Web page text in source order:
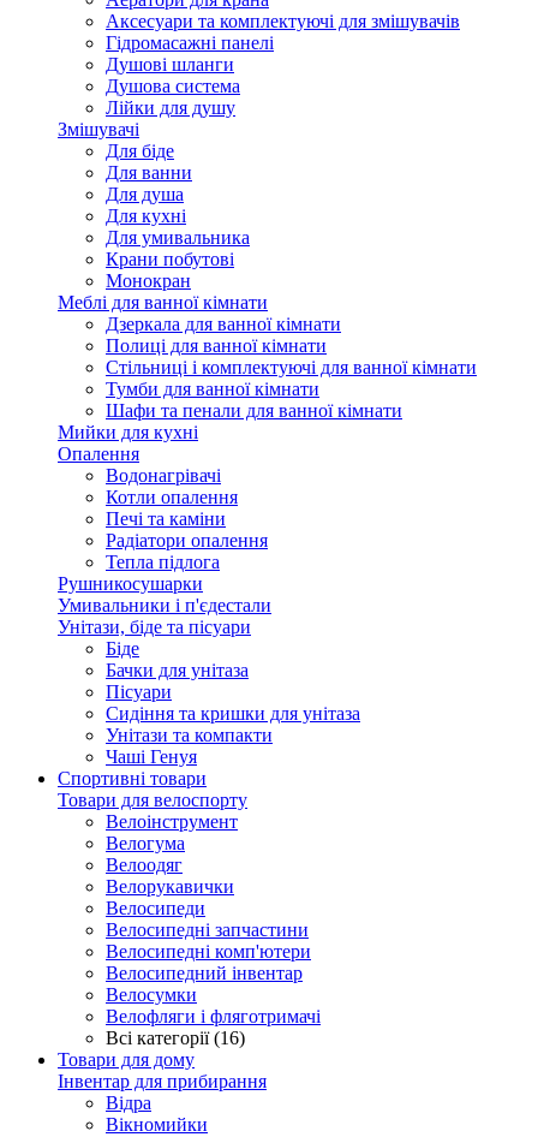
Аксесуари та комплектуючі для змішувачів
Гідромасажні панелі
Душові шланги
Душова система
Лійки для душу
Змішувачі
Для біде
Для ванни
Для душа
Для кухні
Для умивальника
Крани побутові
Монокран
Меблі для ванної кімнати
Дзеркала для ванної кімнати
Полиці для ванної кімнати
Стільниці і комплектуючі для ванної кімнати
Тумби для ванної кімнати
Шафи та пенали для ванної кімнати
Мийки для кухні
Опалення
Водонагрівачі
Котли опалення
Печі та каміни
Радіатори опалення
Тепла підлога
Рушникосушарки
Умивальники і п'єдестали
Унітази, біде та пісуари
Біде
Бачки для унітаза
Пісуари
Сидіння та кришки для унітаза
Унітази та компакти
Чаші Генуя
Спортивні товари
Товари для велоспорту
Велоінструмент
Велогума
Велоодяг
Велорукавички
Велосипеди
Велосипедні запчастини
Велосипедні комп'ютери
Велосипедний інвентар
Велосумки
Велофляги і фляготримачі
Всі категорії (16)
Товари для дому
Інвентар для прибирання
Відра
Вікномийки